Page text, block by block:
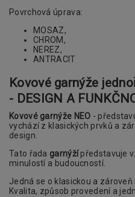
Povrchová úprava:
MOSAZ,
CHROM,
NEREZ,
ANTRACIT
Kovové garnýže
- DESIGN A
Kovové garnýže NEO -
vychází z klasických prvků a
design.
Tato řada garnýžípředstavuje
minulostí a budoucností.
Jedná se o klasickou a
Kvalita, způsob provedení a